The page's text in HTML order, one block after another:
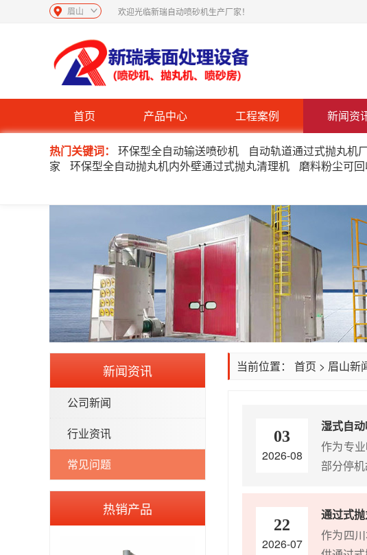
欢迎光临新瑞自动喷砂机生产厂家！
眉山
首页 产品中心 工程案例 新闻资
热门关键词： 环保型全自动输送喷砂机 自动轨道通过式抛丸机
家
环保型全自动抛丸机内外壁通过式抛丸清理机 磨料粉尘可
新闻资讯
公司新闻
行业资讯
常见问题
热销产品
当前位置： 首页 > 眉山新
03
2026-08
湿式自
作为专
部分停
22
2026-07
通过式
作为四